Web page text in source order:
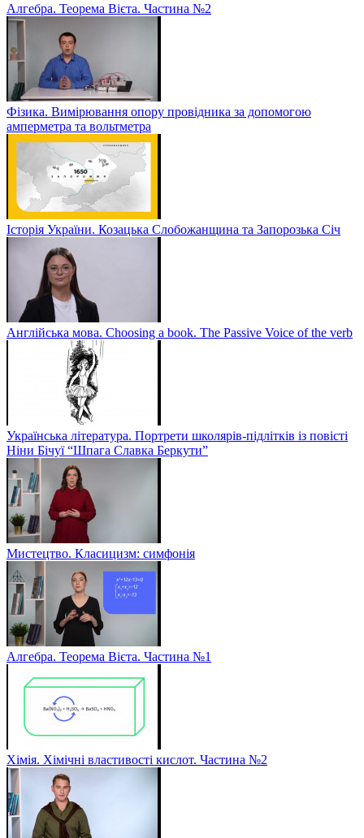
Алгебра. Теорема Вієта. Частина №2
Фізика. Вимірювання опору провідника за допомогою
амперметра та вольтметра
Історія України. Козацька Слобожанщина та Запорозька Січ
Англійська мова. Choosing a book. The Passive Voice of the verb
Українська література. Портрети школярів-підлітків із повісті
Ніни Бічуї “Шпага Славка Беркути”
Мистецтво. Класицизм: симфонія
Алгебра. Теорема Вієта. Частина №1
Хімія. Хімічні властивості кислот. Частина №2